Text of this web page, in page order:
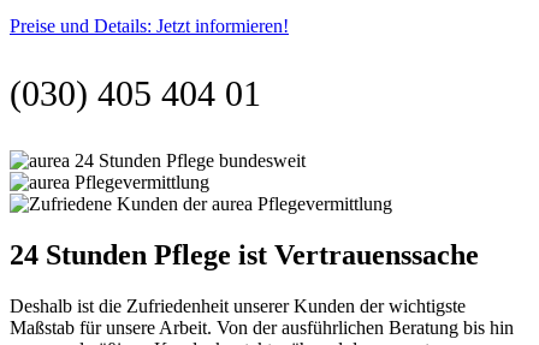
Preise und Details: Jetzt informieren!
(030) 405 404 01
24 Stunden Pflege ist Vertrauenssache
Deshalb ist die Zufriedenheit unserer Kunden der wichtigste
Maßstab für unsere Arbeit. Von der ausführlichen Beratung bis hin